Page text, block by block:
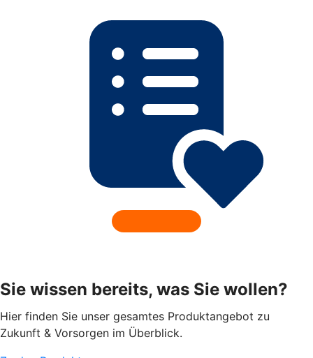
Sie wissen bereits, was Sie wollen?
Hier finden Sie unser gesamtes Produktangebot zu
Zukunft & Vorsorgen im Überblick.